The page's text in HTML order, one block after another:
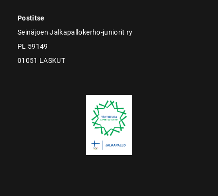
Postitse
Seinäjoen Jalkapallokerho-juniorit ry
PL 59149
01051 LASKUT